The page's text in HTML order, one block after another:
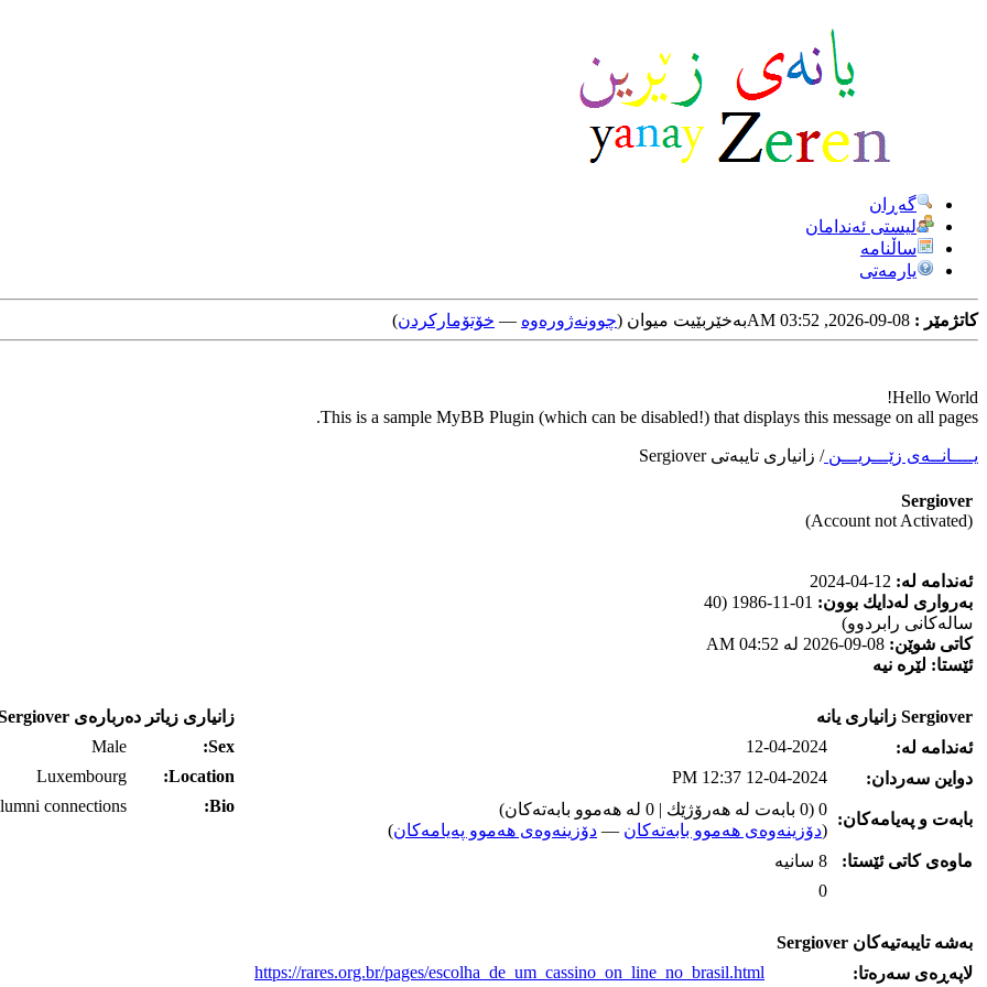
گه‌ڕان
لیستی ئه‌ندامان
ساڵنامه
یارمه‌تی
کاتژمێر : به‌خێربێیت میوان (چوونه‌ژوره‌وه‌ — خۆتۆمارکردن)
Hello World!
This is a sample MyBB Plugin (which can be disabled!) that displays this message on all pages.
یــــانــه‌ی زێـــریـــن/ زانیاری تایبه‌تی Sergiover
Sergiover
(Account not Activated)
ئه‌ندامه‌ له‌:
به‌رواری له‌دایك بوون:
01-11-1986 (40
ساله‌كانی رابردوو)
كاتی شوێن:
ئێستا: لێره‌ نیه‌
Sergiover زانیاری یانه‌
ئه‌ندامه‌ له‌:
12-04-2024
دواین سه‌ردان:
12-04-2024 12:37 PM
بابه‌ت و په‌یامه‌کان:
0 (0 بابه‌ت له‌ هه‌رۆژێك | 0 له‌ هه‌موو بابه‌ته‌كان)
(دۆزینه‌وه‌ی هه‌موو بابه‌ته‌کان — دۆزینه‌وه‌ی هه‌موو په‌یامه‌کان)
ماوه‌ی كاتی ئێستا:
8 سانیه‌
0
به‌شه‌ تایبه‌تیه‌کان Sergiover
لاپه‌ڕه‌ی سه‌ره‌تا:
https://rares.org.br/pages/escolha_de_um_cassino_on_line_no_brasil.html
زانیاری زیاتر ده‌رباره‌ی Sergiover
Sex:
Male
Location:
Luxembourg
Bio:
connections